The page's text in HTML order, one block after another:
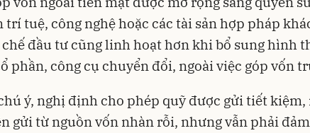
trí tuệ, công nghệ hoặc các tài sản hợp pháp
chế đầu tư cũng linh hoạt hơn khi bổ sung hình
phần, công cụ chuyển đổi, ngoài việc góp vốn
ý, nghị định cho phép quỹ được gửi tiết kiệm,
gửi từ nguồn vốn nhàn rỗi, nhưng vẫn phải